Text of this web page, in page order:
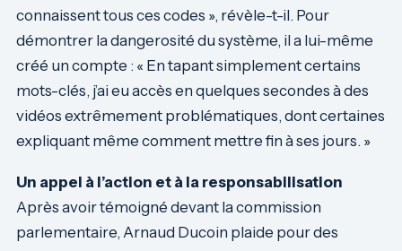
connaissent tous ces codes », révèle-t-il. Pour
démontrer la dangerosité du système, il a lui-même
créé un compte : « En tapant simplement certains
mots-clés, j’ai eu accès en quelques secondes à des
vidéos extrêmement problématiques, dont certaines
expliquant même comment mettre fin à ses jours. »
Un appel à l’action et à la responsabilisation
Après avoir témoigné devant la commission
parlementaire, Arnaud Ducoin plaide pour des